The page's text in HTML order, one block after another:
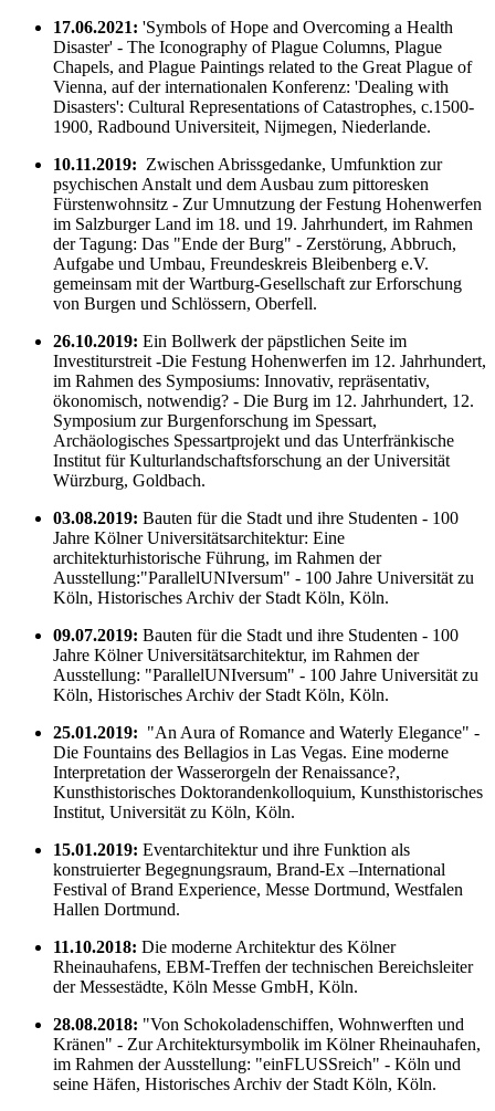
17.06.2021: 'Symbols of Hope and Overcoming a Health
Disaster' - The Iconography of Plague Columns, Plague
Chapels, and Plague Paintings related to the Great Plague of
Vienna, auf der internationalen Konferenz: 'Dealing with
Disasters': Cultural Representations of Catastrophes, c.1500-
1900, Radbound Universiteit, Nijmegen, Niederlande.
10.11.2019: Zwischen Abrissgedanke, Umfunktion zur
psychischen Anstalt und dem Ausbau zum pittoresken
Fürstenwohnsitz - Zur Umnutzung der Festung Hohenwerfen
im Salzburger Land im 18. und 19. Jahrhundert, im Rahmen
der Tagung: Das "Ende der Burg" - Zerstörung, Abbruch,
Aufgabe und Umbau, Freundeskreis Bleibenberg e.V.
gemeinsam mit der Wartburg-Gesellschaft zur Erforschung
von Burgen und Schlössern, Oberfell.
26.10.2019: Ein Bollwerk der päpstlichen Seite im
Investiturstreit -Die Festung Hohenwerfen im 12. Jahrhundert,
im Rahmen des Symposiums: Innovativ, repräsentativ,
ökonomisch, notwendig? - Die Burg im 12. Jahrhundert, 12.
Symposium zur Burgenforschung im Spessart,
Archäologisches Spessartprojekt und das Unterfränkische
Institut für Kulturlandschaftsforschung an der Universität
Würzburg, Goldbach.
03.08.2019: Bauten für die Stadt und ihre Studenten - 100
Jahre Kölner Universitätsarchitektur: Eine
architekturhistorische Führung, im Rahmen der
Ausstellung:"ParallelUNIversum" - 100 Jahre Universität zu
Köln, Historisches Archiv der Stadt Köln, Köln.
09.07.2019: Bauten für die Stadt und ihre Studenten - 100
Jahre Kölner Universitätsarchitektur, im Rahmen der
Ausstellung: "ParallelUNIversum" - 100 Jahre Universität zu
Köln, Historisches Archiv der Stadt Köln, Köln.
25.01.2019: "An Aura of Romance and Waterly Elegance" -
Die Fountains des Bellagios in Las Vegas. Eine moderne
Interpretation der Wasserorgeln der Renaissance?,
Kunsthistorisches Doktorandenkolloquium, Kunsthistorisches
Institut, Universität zu Köln, Köln.
15.01.2019: Eventarchitektur und ihre Funktion als
konstruierter Begegnungsraum, Brand-Ex –International
Festival of Brand Experience, Messe Dortmund, Westfalen
Hallen Dortmund.
11.10.2018: Die moderne Architektur des Kölner
Rheinauhafens, EBM-Treffen der technischen Bereichsleiter
der Messestädte, Köln Messe GmbH, Köln.
28.08.2018: "Von Schokoladenschiffen, Wohnwerften und
Kränen" - Zur Architektursymbolik im Kölner Rheinauhafen,
im Rahmen der Ausstellung: "einFLUSSreich" - Köln und
seine Häfen, Historisches Archiv der Stadt Köln, Köln.